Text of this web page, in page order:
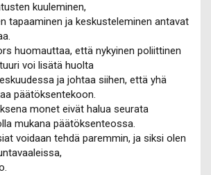
kuuleminen,
tapaaminen ja keskusteleminen antavat
huomauttaa, että nykyinen poliittinen
voi lisätä huolta
ja johtaa siihen, että yhä
päätöksentekoon.
monet eivät halua seurata
mukana päätöksenteossa.
voidaan tehdä paremmin, ja siksi olen